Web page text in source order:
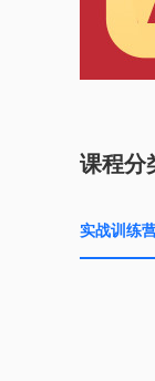
课程分
实战训练